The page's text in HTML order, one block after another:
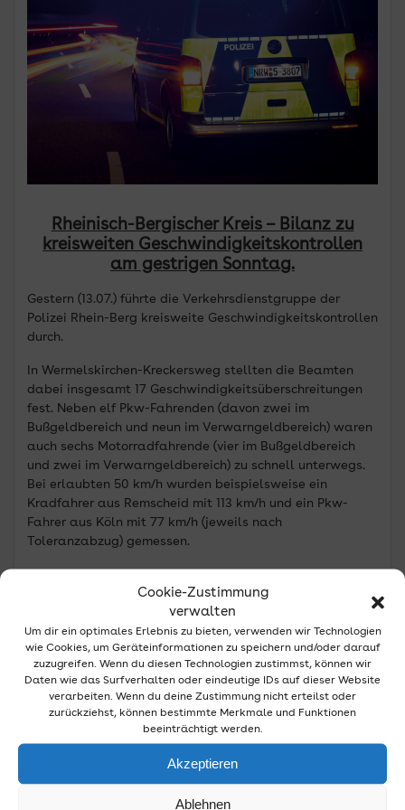
Cookie-Zustimmung
verwalten
Um dir ein optimales Erlebnis zu bieten, verwenden wir Technologien
wie Cookies, um Geräteinformationen zu speichern und/oder darauf
zuzugreifen. Wenn du diesen Technologien zustimmst, können wir
Daten wie das Surfverhalten oder eindeutige IDs auf dieser Website
verarbeiten. Wenn du deine Zustimmung nicht erteilst oder
zurückziehst, können bestimmte Merkmale und Funktionen
beeinträchtigt werden.
Akzeptieren
Ablehnen
Rheinisch-Bergischer Kreis – Bilanz zu
kreisweiten Geschwindigkeitskontrollen
am gestrigen Sonntag.
Gestern (13.07.) führte die Verkehrsdienstgruppe der
Polizei Rhein-Berg kreisweite Geschwindigkeitskontrollen
durch.
In Wermelskirchen-Kreckersweg stellten die Beamten
dabei insgesamt 17 Geschwindigkeitsüberschreitungen
fest. Neben elf Pkw-Fahrenden (davon zwei im
Bußgeldbereich und neun im Verwarngeldbereich) waren
auch sechs Motorradfahrende (vier im Bußgeldbereich
und zwei im Verwarngeldbereich) zu schnell unterwegs.
Bei erlaubten 50 km/h wurden beispielsweise ein
Kradfahrer aus Remscheid mit 113 km/h und ein Pkw-
Fahrer aus Köln mit 77 km/h (jeweils nach
Toleranzabzug) gemessen.
ein Motorradfahrer mit einer zu schnellen
Geschwindigkeit gemessen. Gegen zwei der Pkw-
Fahrenden wurden Ordnungswidrigkeitenverfahren
eingeleitet. Die restlichen vier Pkw-Fahrenden befanden
sich, ebenso wie der Motorradfahrer, im
In Kürten-Laudenberg hielten die Polizisten drei Pkw und
ein Motorrad an, dessen Fahrer zu schnell unterwegs
waren. Der Motorradfahrer aus Remscheid war bei